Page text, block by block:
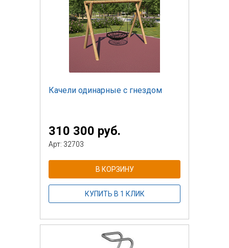
Качели одинарные с гнездом
310 300 руб.
Арт: 32703
В КОРЗИНУ
КУПИТЬ В 1 КЛИК